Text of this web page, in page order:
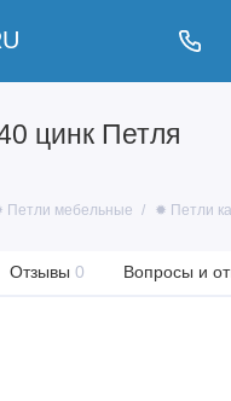
цинк Петля
Петли мебельные ✹ Петли
Отзывы 0 Вопросы и